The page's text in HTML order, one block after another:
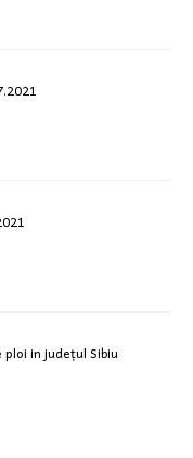
ploi in județul Sibiu